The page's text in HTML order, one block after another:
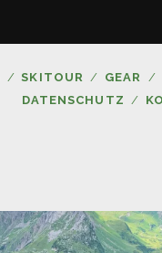
SKITOUR GEAR
DATENSCHUTZ